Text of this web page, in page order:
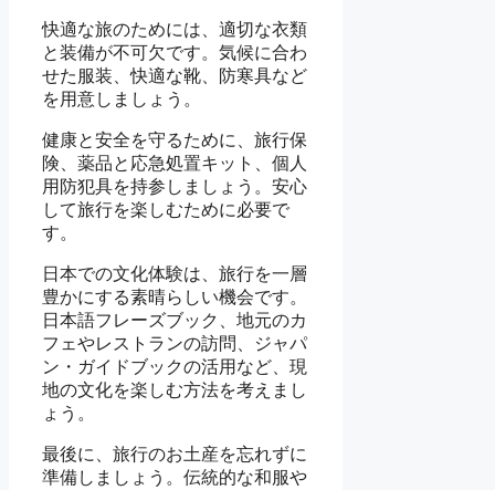
快適な旅のためには、適切な衣類
と装備が不可欠です。気候に合わ
せた服装、快適な靴、防寒具など
を用意しましょう。
健康と安全を守るために、旅行保
険、薬品と応急処置キット、個人
用防犯具を持参しましょう。安心
して旅行を楽しむために必要で
す。
日本での文化体験は、旅行を一層
豊かにする素晴らしい機会です。
日本語フレーズブック、地元のカ
フェやレストランの訪問、ジャパ
ン・ガイドブックの活用など、現
地の文化を楽しむ方法を考えまし
ょう。
最後に、旅行のお土産を忘れずに
準備しましょう。伝統的な和服や